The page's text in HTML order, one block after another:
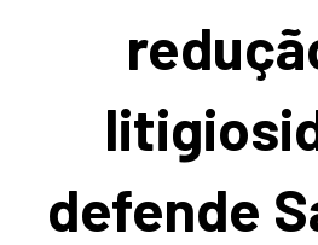
defende